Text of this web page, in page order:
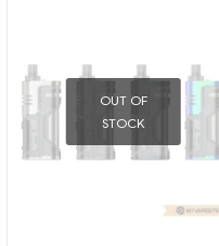
OUT OF
STOCK